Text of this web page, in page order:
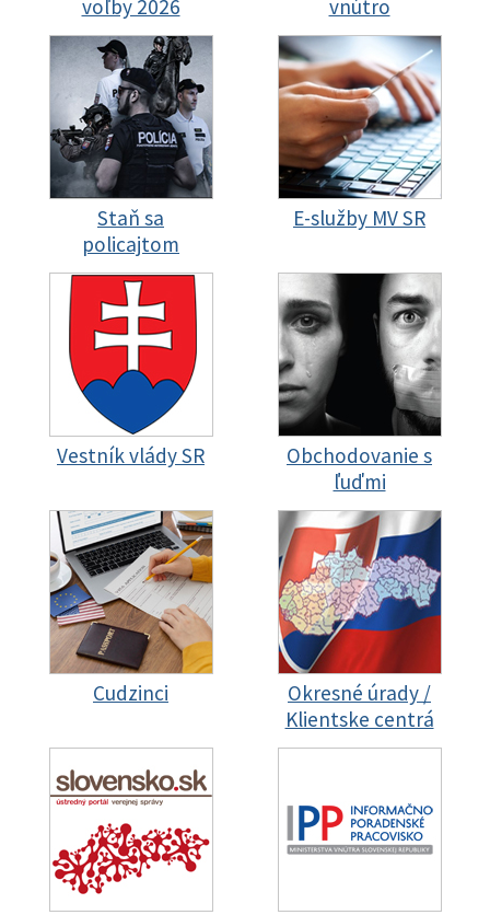
voľby 2026 vnútro
Staň sa
policajtom
E-služby MV SR
Vestník vlády SR
Obchodovanie s
ľuďmi
Cudzinci
Okresné úrady /
Klientske centrá